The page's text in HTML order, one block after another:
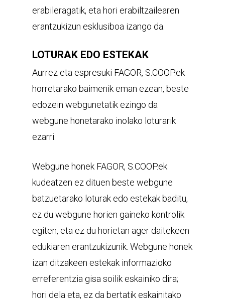
erabileragatik, eta hori erabiltzailearen
erantzukizun esklusiboa izango da.
LOTURAK EDO ESTEKAK
Aurrez eta espresuki FAGOR, S.COOP.ek
horretarako baimenik eman ezean, beste
edozein webgunetatik ezingo da
webgune honetarako inolako loturarik
ezarri.
Webgune honek FAGOR, S.COOP.ek
kudeatzen ez dituen beste webgune
batzuetarako loturak edo estekak baditu,
ez du webgune horien gaineko kontrolik
egiten, eta ez du horietan ager daitekeen
edukiaren erantzukizunik. Webgune honek
izan ditzakeen estekak informazioko
erreferentzia gisa soilik eskainiko dira;
hori dela eta, ez da bertatik eskainitako